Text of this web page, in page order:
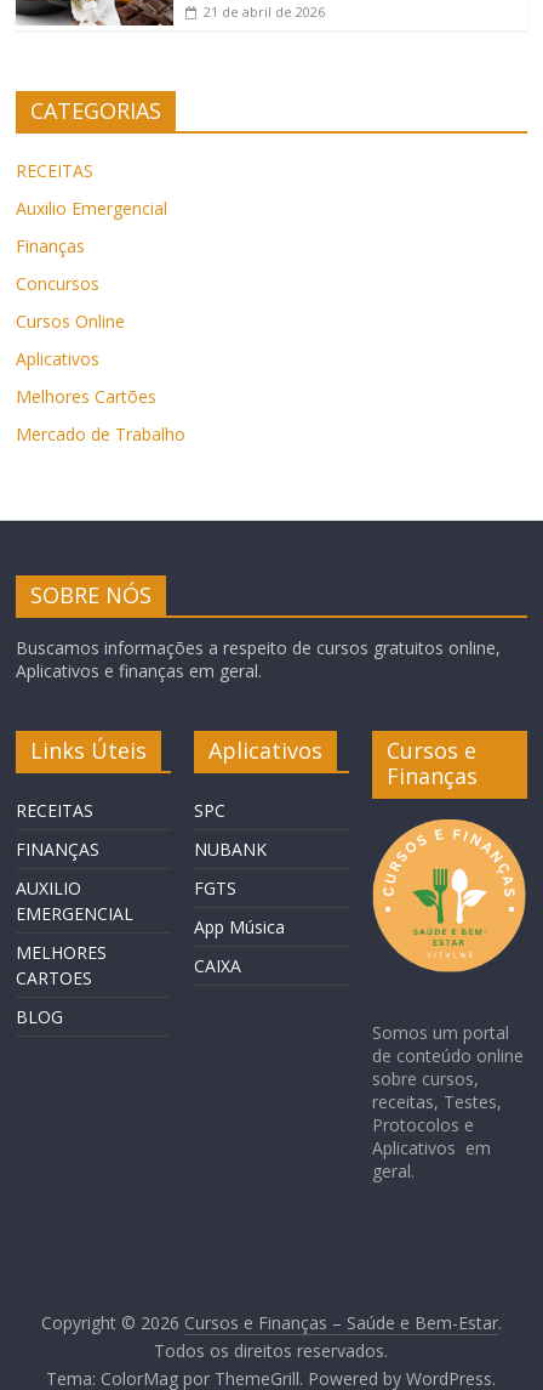
21 de abril de 2026
CATEGORIAS
RECEITAS
Auxilio Emergencial
Finanças
Concursos
Cursos Online
Aplicativos
Melhores Cartões
Mercado de Trabalho
SOBRE NÓS
Buscamos informações a respeito de cursos gratuitos online,
Aplicativos e finanças em geral.
Links Úteis
RECEITAS
FINANÇAS
AUXILIO
EMERGENCIAL
MELHORES
CARTOES
BLOG
Aplicativos
SPC
NUBANK
FGTS
App Música
CAIXA
Cursos e
Finanças
Somos um portal
de conteúdo online
sobre cursos,
receitas, Testes,
Protocolos e
Aplicativos em
geral.
Copyright © 2026 Cursos e Finanças – Saúde e Bem-Estar.
Todos os direitos reservados.
Tema: ColorMag por ThemeGrill. Powered byWordPress.